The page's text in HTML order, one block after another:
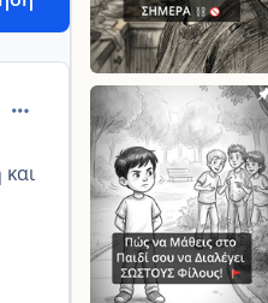
comment_925385